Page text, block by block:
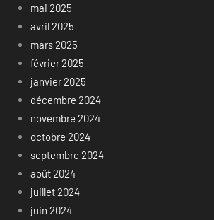
mai 2025
avril 2025
mars 2025
février 2025
janvier 2025
décembre 2024
novembre 2024
octobre 2024
septembre 2024
août 2024
juillet 2024
juin 2024